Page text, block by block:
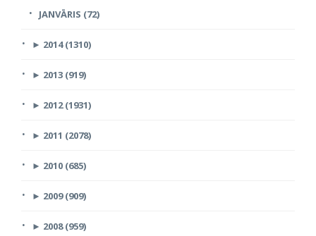
JANVĀRIS (72)
► 2014 (1310)
► 2013 (919)
► 2012 (1931)
► 2011 (2078)
► 2010 (685)
► 2009 (909)
► 2008 (959)